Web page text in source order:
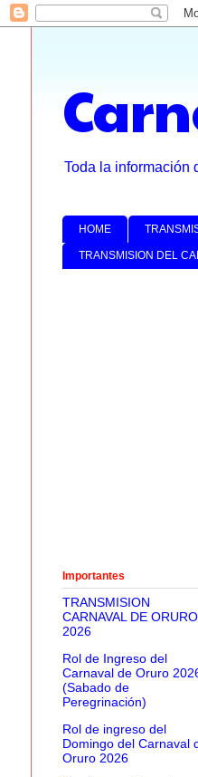
Toda la información
HOME
TRANSMISION DEL
Importantes
TRANSMISION
CARNAVAL DE ORURO
2026
Rol de Ingreso del
Carnaval de Oruro
(Sabado de
Peregrinación)
Rol de ingreso del
Domingo del Carnaval
Oruro 2026